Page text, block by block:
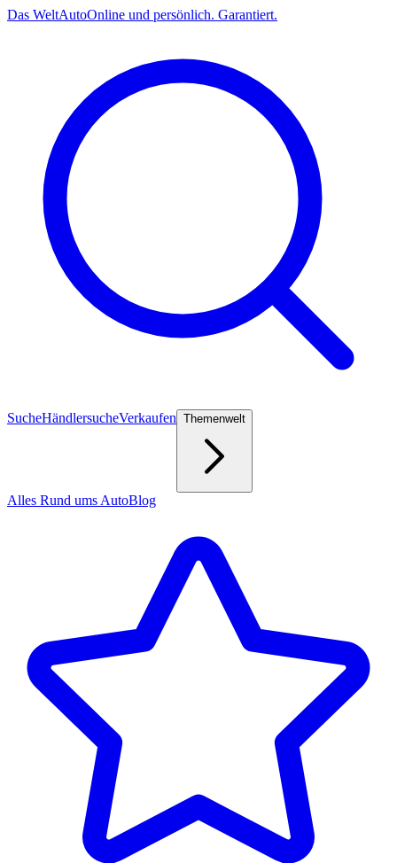
Das WeltAutoOnline und persönlich. Garantiert.
SucheHändlersucheVerkaufen Themenwelt
Alles Rund ums AutoBlog